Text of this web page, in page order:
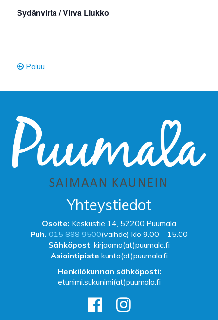
Sydänvirta / Virva Liukko
Paluu
Yhteystiedot
Osoite: Keskustie 14, 52200 Puumala
Puh. 015 888 9500(vaihde) klo 9.00 – 15.00
Sähköposti kirjaamo(at)puumala.fi
Asiointipiste kunta(at)puumala.fi
Henkilökunnan sähköposti:
etunimi.sukunimi(at)puumala.fi